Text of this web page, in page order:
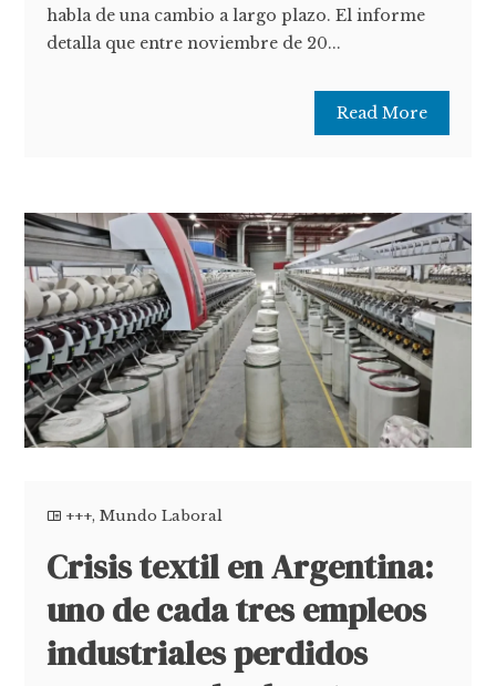
habla de una cambio a largo plazo. El informe
detalla que entre noviembre de 20...
Read More
+++,Mundo Laboral
Crisis textil en Argentina:
uno de cada tres empleos
industriales perdidos